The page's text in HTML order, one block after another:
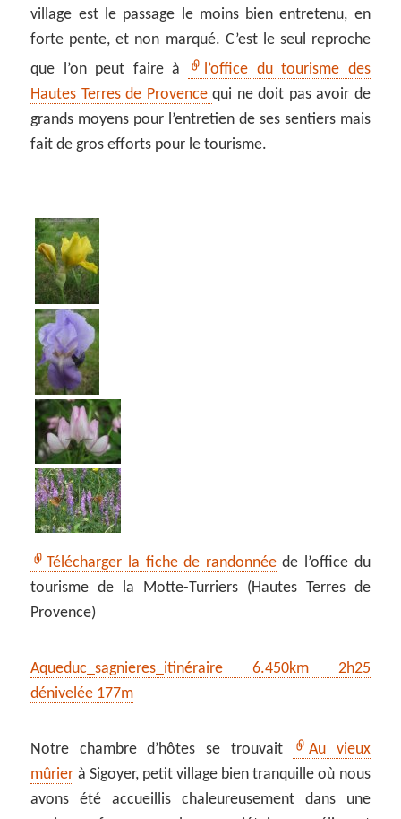
village est le passage le moins bien entretenu, en
forte pente, et non marqué. C’est le seul reproche
que l’on peut faire à
l’office du tourisme des
Hautes Terres de Provencequi ne doit pas avoir de
grands moyens pour l’entretien de ses sentiers mais
fait de gros efforts pour le tourisme.
Télécharger la fiche de randonnéede l’office du
tourisme de la Motte-Turriers (Hautes Terres de
Provence)
Aqueduc_sagnieres_itinéraire 6.450km 2h25
dénivelée 177m
Notre chambre d’hôtes se trouvait
Au vieux
mûrier à Sigoyer, petit village bien tranquille où nous
avons été accueillis chaleureusement dans une